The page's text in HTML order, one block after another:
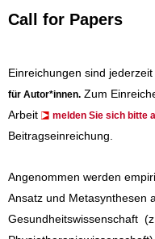
Call for Papers
Einreichungen sind
für Autor*innen. Zum
Arbeit
melden Sie sich bitte
Beitragseinreichung.
Angenommen werden
Ansatz und Metasynthesen
Gesundheitswissenschaft